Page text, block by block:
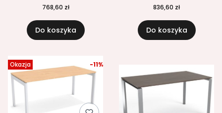
768,60 zł
Do koszyka
836,60 zł
Do koszyka
Okazja -11%